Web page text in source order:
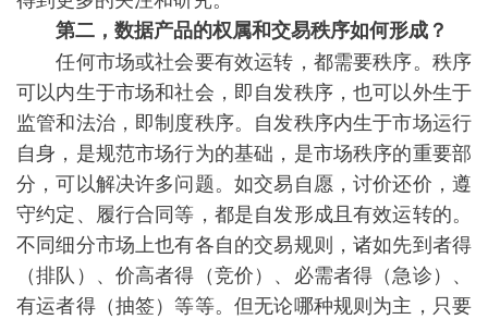
第二，数据产品的权属和交易秩序如何形成？
任何市场或社会要有效运转，都需要秩序。秩序
可以内生于市场和社会，即自发秩序，也可以外生于
监管和法治，即制度秩序。自发秩序内生于市场运行
自身，是规范市场行为的基础，是市场秩序的重要部
分，可以解决许多问题。如交易自愿，讨价还价，遵
守约定、履行合同等，都是自发形成且有效运转的。
不同细分市场上也有各自的交易规则，诸如先到者得
（排队）、价高者得（竞价）、必需者得（急诊）、
有运者得（抽签）等等。但无论哪种规则为主，只要